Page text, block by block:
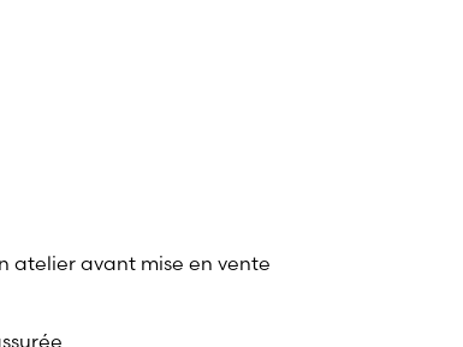
atelier avant mise en vente